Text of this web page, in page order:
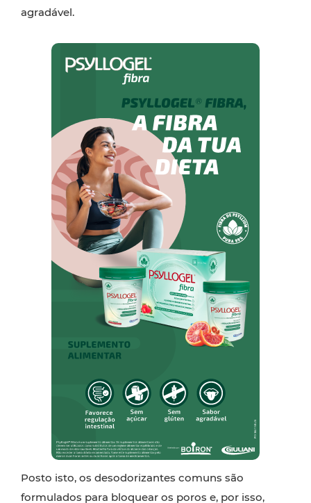
agradável.
Posto isto, os desodorizantes comuns são
formulados para bloquear os poros e, por isso,